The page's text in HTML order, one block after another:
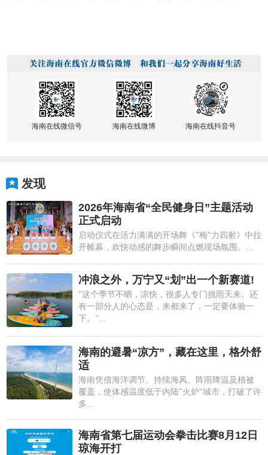
海南在线微信号 海南在线微博 海南在线抖音号
发现
2026年海南省“全民健身日”主题活动
正式启动
启动仪式在活力满满的开场舞《"梅"力四射》中拉
开帷幕，欢快动感的舞步瞬间点燃现场氛围。...
冲浪之外，万宁又“划”出一个新赛道!
"这个季节不晒，凉快，很多人专门挑雨天来。还
有一部分人的心态是，来都来了，一定要体验一
下。"...
海南的避暑“凉方”，藏在这里，格外舒
适
海南凭借海洋调节、持续海风、阵雨降温及植被
覆盖，使体感温度低于内陆"火炉"城市，打破了许
多...
海南省第七届运动会拳击比赛8月12日
琼海开打